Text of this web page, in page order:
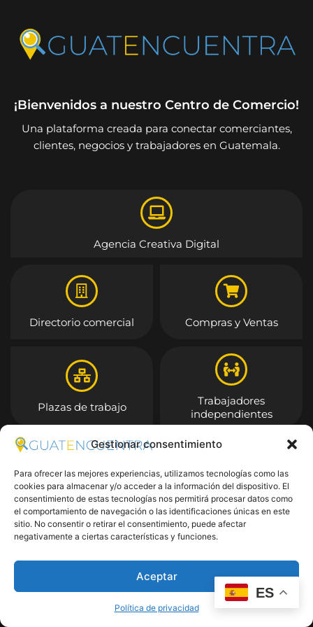
Gestionar consentimiento
Para ofrecer las mejores experiencias, utilizamos tecnologías como las
cookies para almacenar y/o acceder a la información del dispositivo. El
consentimiento de estas tecnologías nos permitirá procesar datos como
el comportamiento de navegación o las identificaciones únicas en este
sitio. No consentir o retirar el consentimiento, puede afectar
negativamente a ciertas características y funciones.
Aceptar
Política de privacidad
¡Bienvenidos a nuestro Centro de Comercio!
Una plataforma creada para conectar comerciantes,
clientes, negocios y trabajadores en Guatemala.
Agencia Creativa Digital
Directorio comercial Compras y Ventas
Plazas de trabajo
Trabajadores
independientes
Entrar
ES